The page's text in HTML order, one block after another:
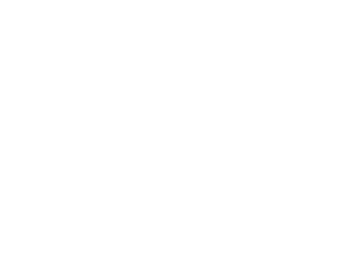
Вы сможете приобрести не все
частичного выбора в комментарии к